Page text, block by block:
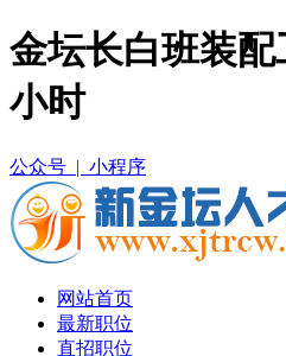
金坛长白班装
小时
公众号 | 小程序
网站首页
最新职位
直招职位